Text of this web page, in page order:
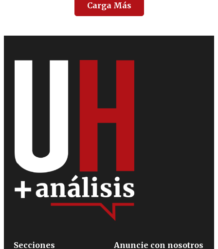
Carga Más
Secciones
Anuncie con nosotros